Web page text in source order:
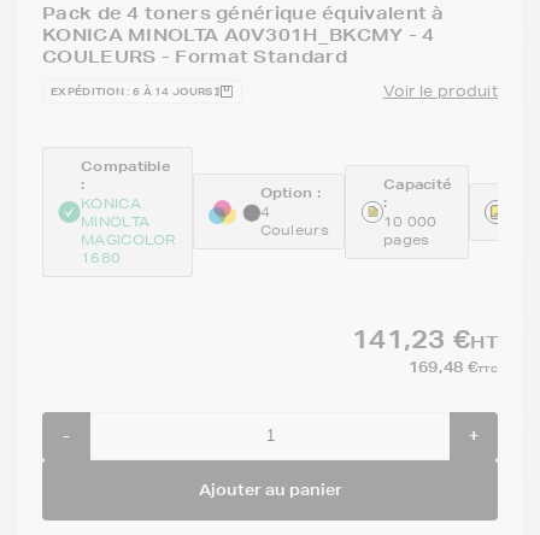
Pack de 4 toners générique équivalent à
KONICA MINOLTA A0V301H_BKCMY - 4
COULEURS - Format Standard
EXPÉDITION : 6 À 14 JOURS Voir le produit
Compatible
:
KONICA
MINOLTA
MAGICOLOR
1680
Option :
4
Couleurs
Capacité
:
10 000
pages
141,23 €HT
169,48 €TTC
- +
Ajouter au panier